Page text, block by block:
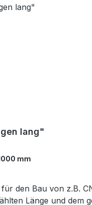
lang"
mm
den Bau von z.B.
Länge und dem